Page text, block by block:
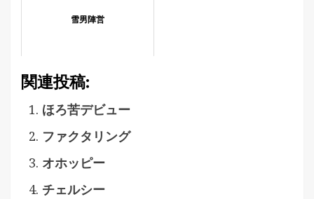
雪男陣営
関連投稿:
ほろ苦デビュー
ファクタリング
オホッピー
チェルシー